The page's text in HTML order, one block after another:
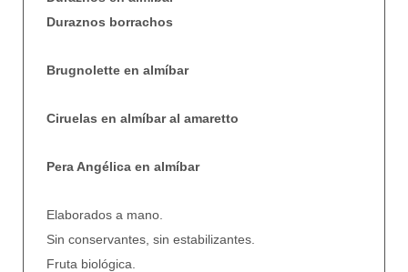
Duraznos borrachos
Brugnolette en almíbar
Ciruelas en almíbar al amaretto
Pera Angélica en almíbar
Elaborados a mano.
Sin conservantes, sin estabilizantes.
Fruta biológica.